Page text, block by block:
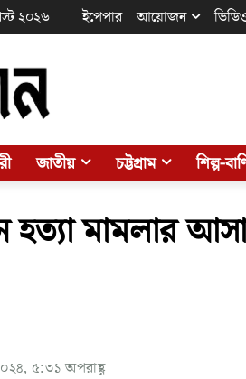
২০২৬ ইপেপার আয়োজন
জাতীয় চট্টগ্রাম শিল্প-
হত্যা মামলার
৫:৩১ অপরাহ্ণ